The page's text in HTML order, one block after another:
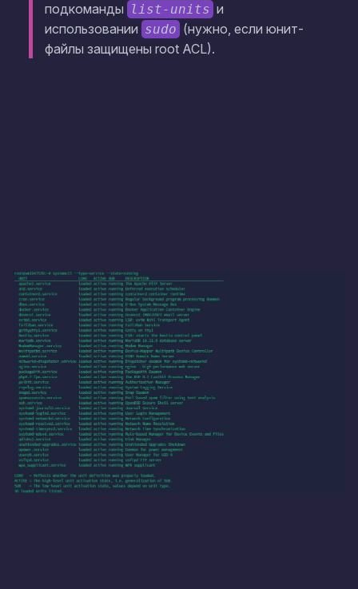
подкоманды list-units и
использовании sudo (нужно, если юнит-
файлы защищены root ACL).